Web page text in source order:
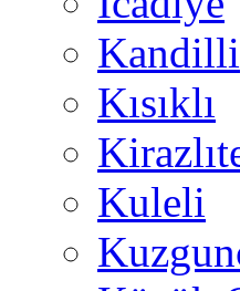
Kandilli
Kısıklı
Kuleli